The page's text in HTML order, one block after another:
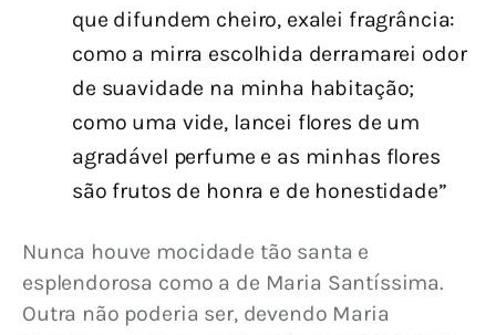
que difundem cheiro, exalei fragrância:
como a mirra escolhida derramarei odor
de suavidade na minha habitação;
como uma vide, lancei flores de um
agradável perfume e as minhas flores
são frutos de honra e de honestidade”
Nunca houve mocidade tão santa e
esplendorosa como a de Maria Santíssima.
Outra não poderia ser, devendo Maria